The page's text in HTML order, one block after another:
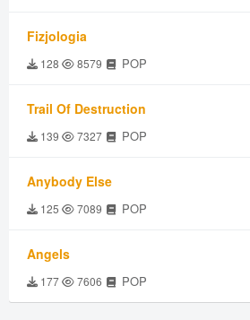
Fizjologia
128 8579 POP
Trail Of Destruction
139 7327 POP
Anybody Else
125 7089 POP
Angels
177 7606 POP